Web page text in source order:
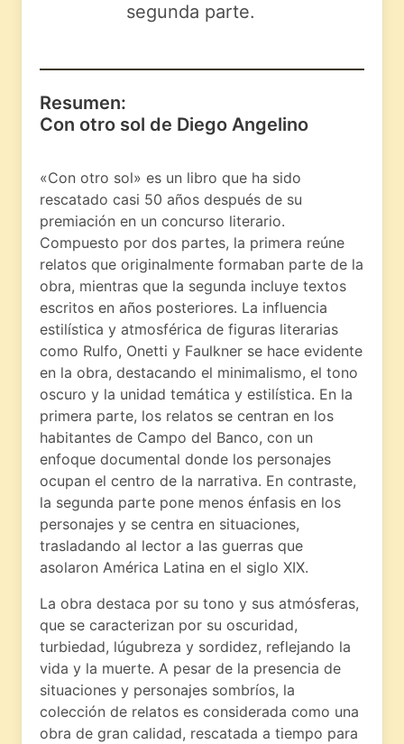
segunda parte.
Resumen:
Con otro sol de Diego Angelino
«Con otro sol» es un libro que ha sido
rescatado casi 50 años después de su
premiación en un concurso literario.
Compuesto por dos partes, la primera reúne
relatos que originalmente formaban parte de la
obra, mientras que la segunda incluye textos
escritos en años posteriores. La influencia
estilística y atmosférica de figuras literarias
como Rulfo, Onetti y Faulkner se hace evidente
en la obra, destacando el minimalismo, el tono
oscuro y la unidad temática y estilística. En la
primera parte, los relatos se centran en los
habitantes de Campo del Banco, con un
enfoque documental donde los personajes
ocupan el centro de la narrativa. En contraste,
la segunda parte pone menos énfasis en los
personajes y se centra en situaciones,
trasladando al lector a las guerras que
asolaron América Latina en el siglo XIX.
La obra destaca por su tono y sus atmósferas,
que se caracterizan por su oscuridad,
turbiedad, lúgubreza y sordidez, reflejando la
vida y la muerte. A pesar de la presencia de
situaciones y personajes sombríos, la
colección de relatos es considerada como una
obra de gran calidad, rescatada a tiempo para